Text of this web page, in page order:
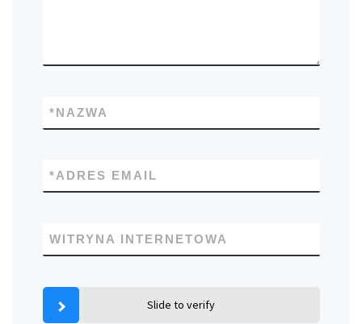
NAZWA
*
ADRES EMAIL
*
WITRYNA INTERNETOWA
Slide to verify